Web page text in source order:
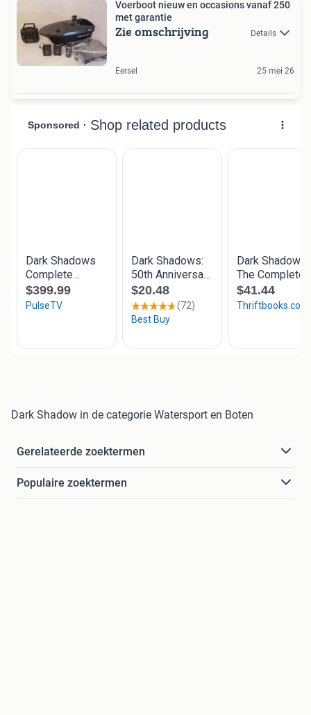
Voerboot nieuw en occasions vanaf 250
met garantie
Zie omschrijving Details
Eersel 25 mei 26
Dark Shadow in de categorie Watersport en Boten
Gerelateerde zoektermen
Populaire zoektermen